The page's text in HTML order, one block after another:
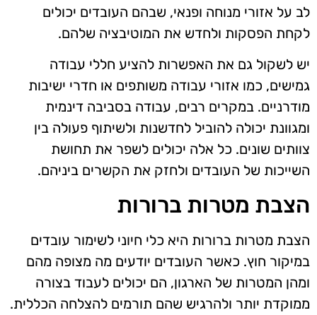
לב על אזורי מנוחה ופנאי, שבהם העובדים יכולים
לקחת הפסקות ולחדש את המוטיבציה שלהם.
יש לשקול גם את האפשרות להציע חללי עבודה
גמישים, כמו אזורי עבודה משותפים או חדרי ישיבות
מודרניים. במקרים רבים, עבודה בסביבה דינמית
ומגוונת יכולה להוביל לחדשנות ולשיתוף פעולה בין
צוותים שונים. כל אלה יכולים לשפר את תחושת
השייכות של העובדים ולחזק את הקשרים ביניהם.
הצבת מטרות ברורות
הצבת מטרות ברורות היא כלי חיוני לשימור עובדים
במיקור חוץ. כאשר העובדים יודעים מה מצופה מהם
ומהן המטרות של הארגון, הם יכולים לעבוד בצורה
ממוקדת יותר ולהרגיש שהם תורמים להצלחה הכללית.